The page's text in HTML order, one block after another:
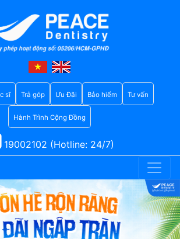
sĩ Trả góp Ưu Đãi Bảo hiểm Tư vấn
Hành Trình Cộng Đồng
19002102 (Hotline: 24/7)